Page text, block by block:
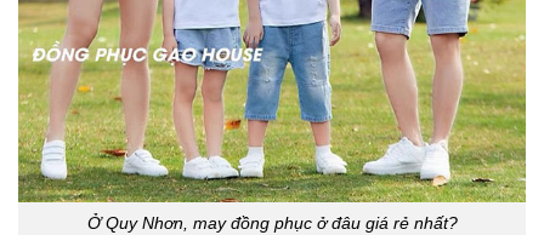
Ở Quy Nhơn, may đồng phục ở đâu giá rẻ nhất?